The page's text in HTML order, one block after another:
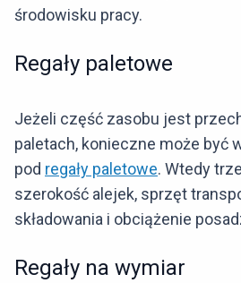
środowisku pracy.
Regały paletowe
Jeżeli część zasobu jest
paletach, konieczne może być
pod regały paletowe. Wtedy
szerokość alejek, sprzęt
składowania i obciążenie
Regały na wymiar